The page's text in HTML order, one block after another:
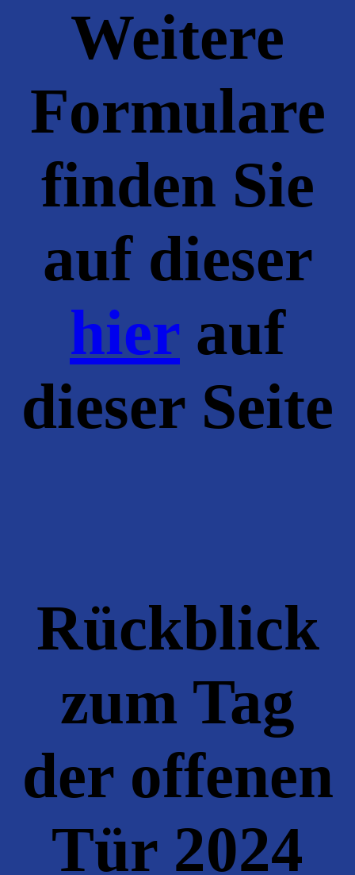
Weitere
Formulare
finden Sie
auf dieser
hier auf
dieser Seite
Rückblick
zum Tag
der offenen
Tür 2024